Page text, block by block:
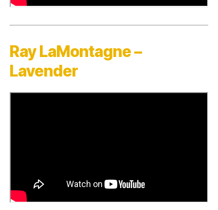
Ray LaMontagne –
Lavender